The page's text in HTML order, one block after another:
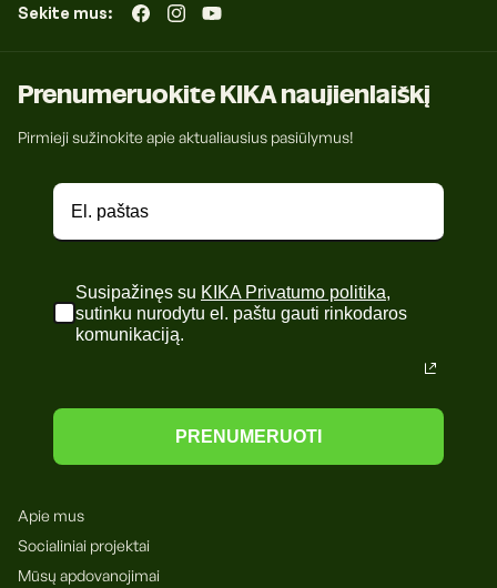
Sekite mus: „Facebook“
„Instagram“
„YouTube“
Prenumeruokite KIKA naujienlaiškį
Pirmieji sužinokite apie aktualiausius pasiūlymus!
Susipažinęs su KIKA Privatumo politika,
sutinku nurodytu el. paštu gauti rinkodaros
komunikaciją.
PRENUMERUOTI
Apie mus
Socialiniai projektai
Mūsų apdovanojimai